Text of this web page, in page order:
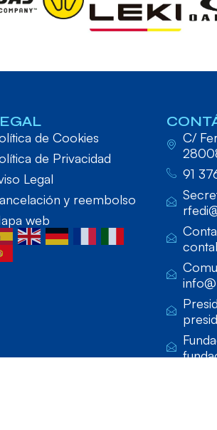
de Cookies
de Privacidad
Legal
y reembolso
web
C/
91